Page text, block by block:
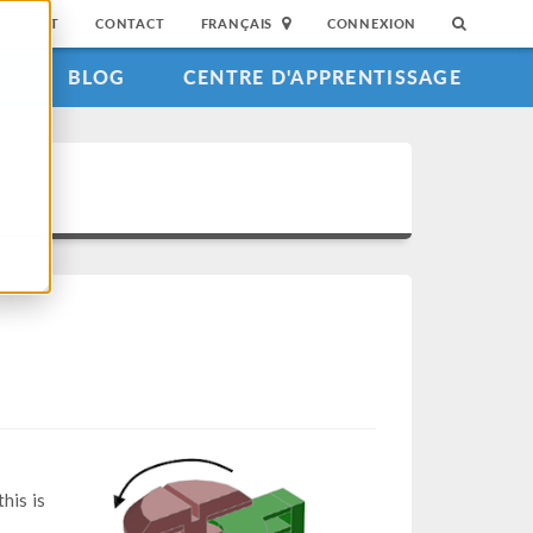
CONTACT FRANÇAIS CONNEXION
BLOG CENTRE D'APPRENTISSAGE
is